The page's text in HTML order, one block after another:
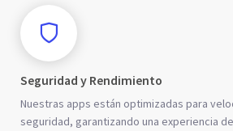
Seguridad y Rendimiento
Nuestras apps están optimizadas para
seguridad, garantizando una experiencia